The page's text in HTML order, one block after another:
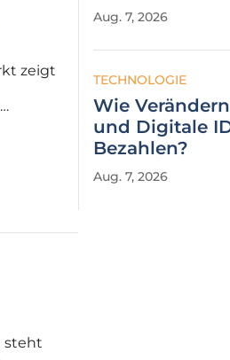
zeigt
steht
Aug. 7, 2026
TECHNOLOGIE
Wie
und Digitale
Bezahlen?
Aug. 7, 2026